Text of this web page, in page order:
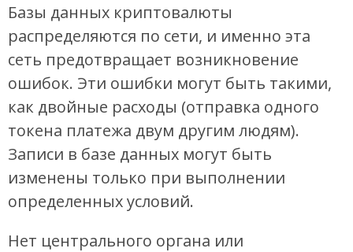
Базы данных криптовалюты
распределяются по сети, и именно эта
сеть предотвращает возникновение
ошибок. Эти ошибки могут быть такими,
как двойные расходы (отправка одного
токена платежа двум другим людям).
Записи в базе данных могут быть
изменены только при выполнении
определенных условий.
Нет центрального органа или